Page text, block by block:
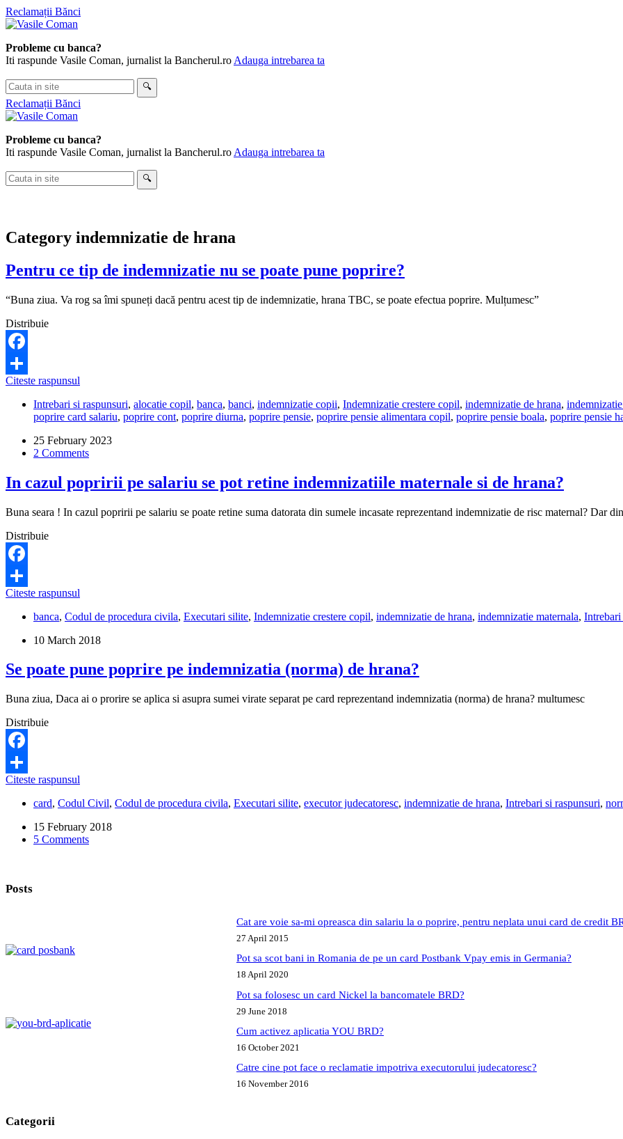
Skip
to
Reclamații Bănci
Probleme cu banca?
Iti raspunde Vasile Coman, jurnalist la Bancherul.ro Adauga intrebarea ta
Cauta
in
site
🔍
Reclamații Bănci
Probleme cu banca?
Iti raspunde Vasile Coman, jurnalist la Bancherul.ro Adauga intrebarea ta
Cauta
in
🔍
Category indemnizatie de hrana
Pentru ce tip de indemnizatie nu se poate pune poprire?
“Buna ziua. Va rog sa îmi spuneți dacă pentru acest tip de indemnizatie, hrana TBC, se poate efectua poprire. Mulțumesc”
Distribuie
Facebook
Share
Citeste raspunsul
tip
de
nu
se
pune
poprire?
Intrebari si raspunsuri, alocatie copil, banca, banci, indemnizatie copii, Indemnizatie crestere copil, indemnizatie de hrana,
poprire card salariu, poprire cont, poprire diurna, poprire pensie, poprire pensie alimentara copil, poprire pensie boala, poprire pensie
25 February 2023
2 Comments
In cazul popririi pe salariu se pot retine indemnizatiile maternale si de hrana?
Buna seara ! In cazul popririi pe salariu se poate retine suma datorata din sumele incasate reprezentand indemnizatie de risc maternal? Dar
Distribuie
Facebook
Share
Citeste raspunsul
popririi
salariu
pot
retine
indemnizatiile
maternale
banca, Codul de procedura civila, Executari silite, Indemnizatie crestere copil, indemnizatie de hrana, indemnizatie maternala, Intrebari
10 March 2018
Se poate pune poprire pe indemnizatia (norma) de hrana?
Buna ziua, Daca ai o prorire se aplica si asupra sumei virate separat pe card reprezentand indemnizatia (norma) de hrana? multumesc
Distribuie
Facebook
Share
Citeste raspunsul
pune
pe
indemnizatia
card, Codul Civil, Codul de procedura civila, Executari silite, executor judecatoresc, indemnizatie de hrana, Intrebari si raspunsuri,
15 February 2018
5 Comments
Posts
Cat are voie sa-mi opreasca din salariu la o poprire, pentru neplata unui card de credit
27 April 2015
Pot sa scot bani in Romania de pe un card Postbank Vpay emis in Germania?
18 April 2020
Pot sa folosesc un card Nickel la bancomatele BRD?
29 June 2018
Cum activez aplicatia YOU BRD?
16 October 2021
Catre cine pot face o reclamatie impotriva executorului judecatoresc?
16 November 2016
Categorii